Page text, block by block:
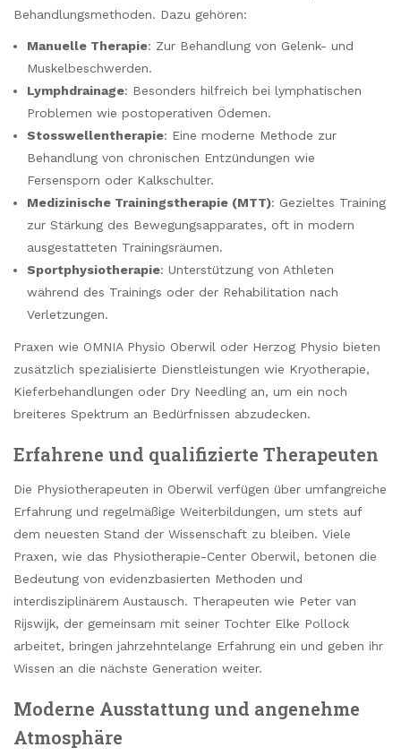
Behandlungsmethoden. Dazu gehören:
Manuelle Therapie: Zur Behandlung von Gelenk- und
Muskelbeschwerden.
Lymphdrainage: Besonders hilfreich bei lymphatischen
Problemen wie postoperativen Ödemen.
Stosswellentherapie: Eine moderne Methode zur
Behandlung von chronischen Entzündungen wie
Fersensporn oder Kalkschulter.
Medizinische Trainingstherapie (MTT): Gezieltes Training
zur Stärkung des Bewegungsapparates, oft in modern
ausgestatteten Trainingsräumen.
Sportphysiotherapie: Unterstützung von Athleten
während des Trainings oder der Rehabilitation nach
Verletzungen.
Praxen wie OMNIA Physio Oberwil oder Herzog Physio bieten
zusätzlich spezialisierte Dienstleistungen wie Kryotherapie,
Kieferbehandlungen oder Dry Needling an, um ein noch
breiteres Spektrum an Bedürfnissen abzudecken.
Erfahrene und qualifizierte Therapeuten
Die Physiotherapeuten in Oberwil verfügen über umfangreiche
Erfahrung und regelmäßige Weiterbildungen, um stets auf
dem neuesten Stand der Wissenschaft zu bleiben. Viele
Praxen, wie das Physiotherapie-Center Oberwil, betonen die
Bedeutung von evidenzbasierten Methoden und
interdisziplinärem Austausch. Therapeuten wie Peter van
Rijswijk, der gemeinsam mit seiner Tochter Elke Pollock
arbeitet, bringen jahrzehntelange Erfahrung ein und geben ihr
Wissen an die nächste Generation weiter.
Moderne Ausstattung und angenehme
Atmosphäre